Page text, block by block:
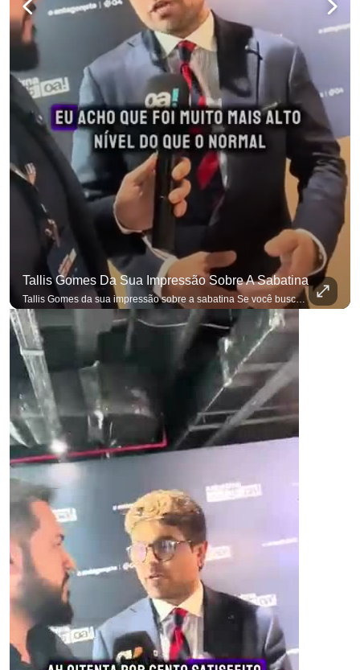
Tallis Gomes Da Sua Impressão Sobre A Sabatina
Tallis Gomes da sua impressão sobre a sabatina Se você busca informação com credibilidade, inscreva-se agora e ative o